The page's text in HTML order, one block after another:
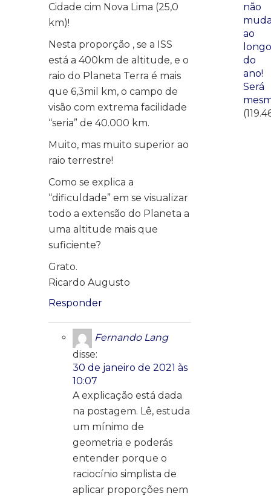
Cidade cim Nova Lima (25,0
km)!
Nesta proporção , se a ISS
está a 400km de altitude, e o
raio do Planeta Terra é mais
que 6,3mil km, o campo de
visão com extrema facilidade
“seria” de 40.000 km.
Muito, mas muito superior ao
raio terrestre!
Como se explica a
“dificuldade” em se visualizar
todo a extensão do Planeta a
uma altitude mais que
suficiente?
Grato.
Ricardo Augusto
Responder
Fernando Lang
disse:
30 de janeiro de 2021 às
10:07
A explicação está dada
na postagem. Lê, estuda
um mínimo de
geometria e poderás
entender porque o
raciocínio simplista de
aplicar proporções nem
não
ao
longo
do
ano!
Será